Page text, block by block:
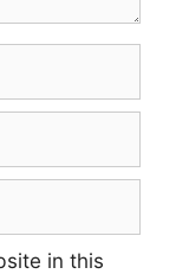
in this